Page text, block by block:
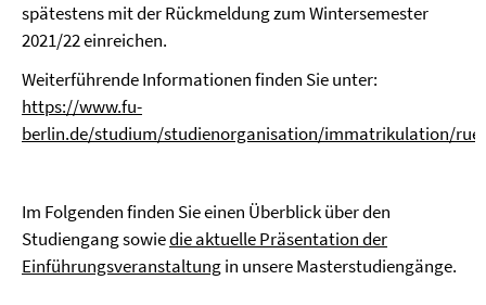
spätestens mit der Rückmeldung zum Wintersemester
2021/22 einreichen.
Weiterführende Informationen finden Sie unter:
https://www.fu-
berlin.de/studium/studienorganisation/immatrikulation/
Im Folgenden finden Sie einen Überblick über den
Studiengang sowiedie aktuelle Präsentation der
Einführungsveranstaltungin unsere Masterstudiengänge.